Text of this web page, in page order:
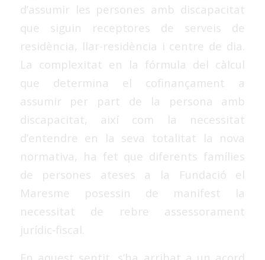
d’assumir les persones amb discapacitat
que siguin receptores de serveis de
residència, llar-residència i centre de dia.
La complexitat en la fórmula del càlcul
que determina el cofinançament a
assumir per part de la persona amb
discapacitat, així com la necessitat
d’entendre en la seva totalitat la nova
normativa, ha fet que diferents famílies
de persones ateses a la Fundació el
Maresme posessin de manifest la
necessitat de rebre assessorament
jurídic-fiscal.